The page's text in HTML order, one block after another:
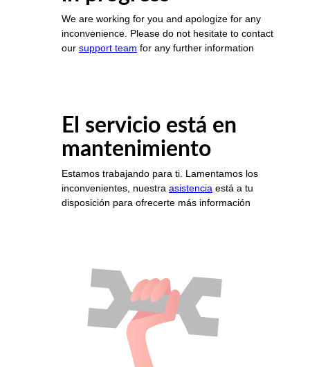
We are working for you and apologize for any
inconvenience. Please do not hesitate to contact
our support team for any further information
El servicio está en
mantenimiento
Estamos trabajando para ti. Lamentamos los
inconvenientes, nuestra asistencia está a tu
disposición para ofrecerte más información